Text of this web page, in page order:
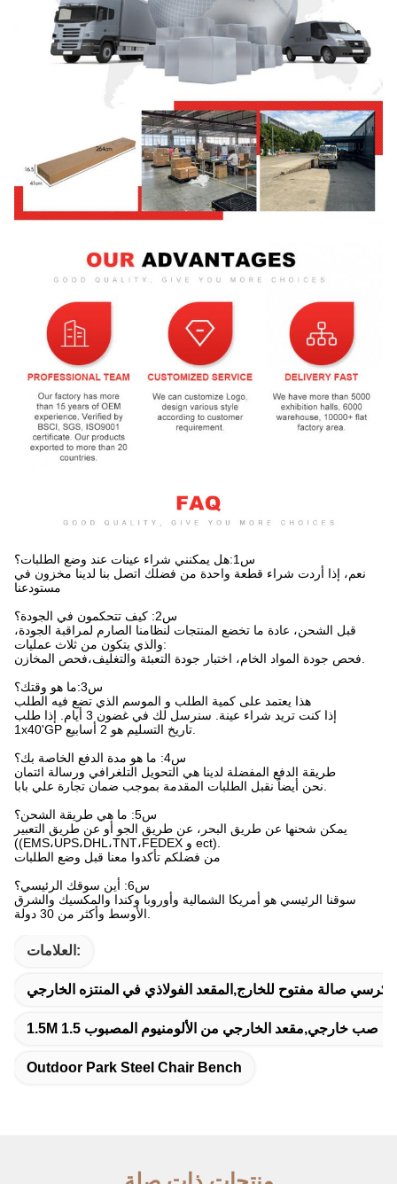
س1:هل يمكنني شراء عينات عند وضع الطلبات؟
نعم، إذا أردت شراء قطعة واحدة من فضلك اتصل بنا لدينا مخزون في
مستودعنا
س2: كيف تتحكمون في الجودة؟
قبل الشحن، عادة ما تخضع المنتجات لنظامنا الصارم لمراقبة الجودة،
والذي يتكون من ثلاث عمليات:
فحص جودة المواد الخام، اختبار جودة التعبئة والتغليف،فحص المخازن.
س3:ما هو وقتك؟
هذا يعتمد على كمية الطلب و الموسم الذي تضع فيه الطلب
إذا كنت تريد شراء عينة. سنرسل لك في غضون 3 أيام. إذا طلب
1x40'GP تاريخ التسليم هو 2 أسابيع.
س4: ما هو مدة الدفع الخاصة بك؟
طريقة الدفع المفضلة لدينا هي التحويل التلغرافي ورسالة ائتمان
نحن أيضاً نقبل الطلبات المقدمة بموجب ضمان تجارة علي بابا.
س5: ما هي طريقة الشحن؟
يمكن شحنها عن طريق البحر، عن طريق الجو أو عن طريق التعبير
((EMS،UPS،DHL،TNT،FEDEX و ect).
من فضلكم تأكدوا معنا قبل وضع الطلبات
س6: أين سوقك الرئيسي؟
سوقنا الرئيسي هو أمريكا الشمالية وأوروبا وكندا والمكسيك والشرق
الأوسط وأكثر من 30 دولة.
العلامات:
صالة مفتوح للخارج,المقعد الفولاذي في المنتزه الخارجي
Outdoor Park Steel Chair Bench